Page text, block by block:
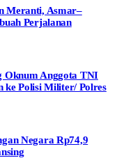
Meranti, Asmar–
Perjalanan
Oknum Anggota TNI
ke Polisi Militer/ Polres
Negara Rp74,9